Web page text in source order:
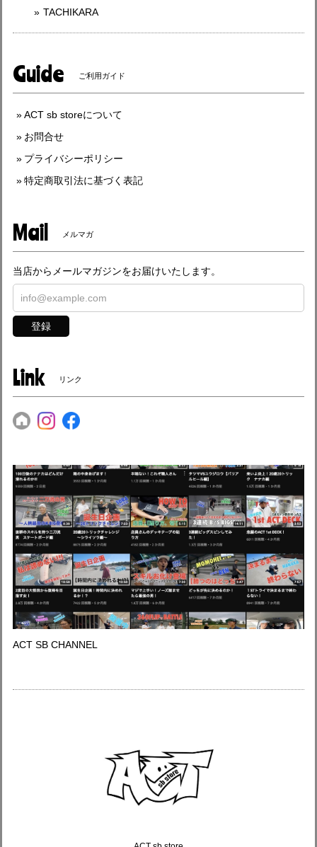
TACHIKARA
Guide ご利用ガイド
ACT sb storeについて
お問合せ
プライバシーポリシー
特定商取引法に基づく表記
Mail メルマガ
当店からメールマガジンをお届けいたします。
登録
Link リンク
ACT SB CHANNEL